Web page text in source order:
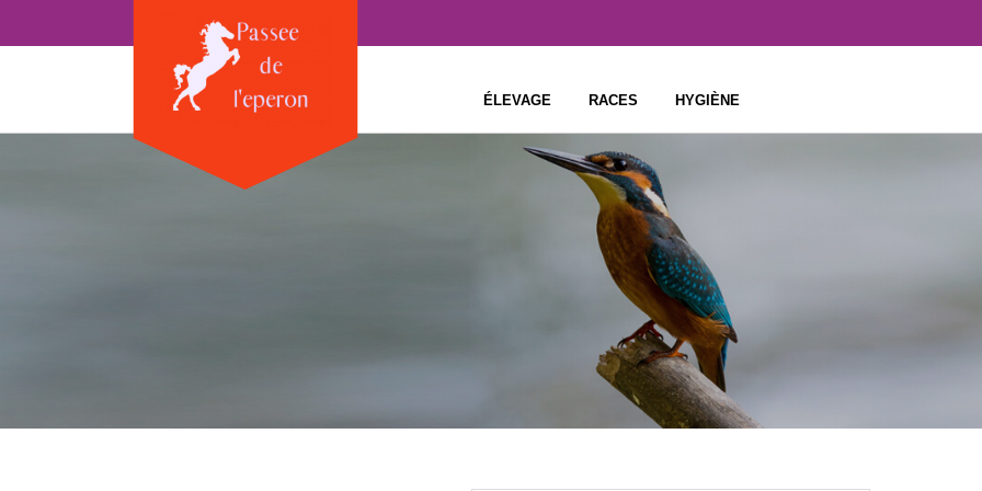
ÉLEVAGE RACES HYGIÈNE